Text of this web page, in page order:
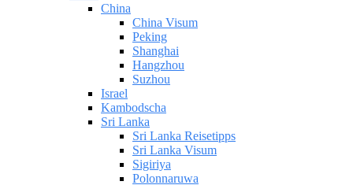
China
China Visum
Peking
Shanghai
Hangzhou
Suzhou
Israel
Kambodscha
Sri Lanka
Sri Lanka Reisetipps
Sri Lanka Visum
Sigiriya
Polonnaruwa